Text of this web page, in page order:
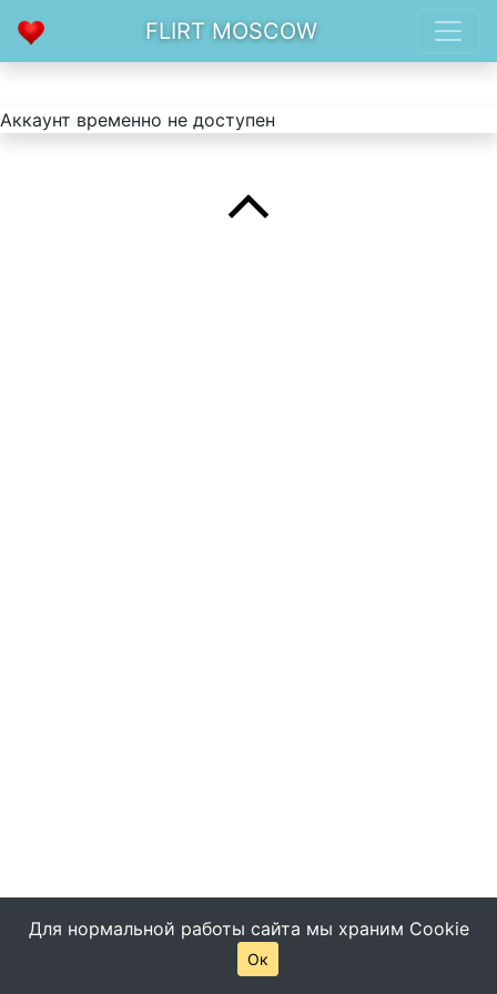
FLIRT MOSCOW
Аккаунт временно не доступен
© Все права защищены -Помощь
Для нормальной работы сайта мы храним Cookie
Ок